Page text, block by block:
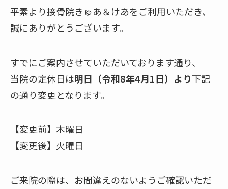
平素より接骨院きゅあ＆けあをご利用いただき、
誠にありがとうございます。
すでにご案内させていただいております通り、
当院の定休日は明日（令和8年4月1日）より下記
の通り変更となります。
【変更前】木曜日
【変更後】火曜日
ご来院の際は、お間違えのないようご確認いただ